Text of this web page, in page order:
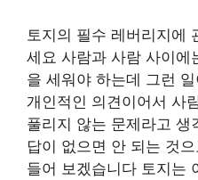
토지의 필수 레버리지에
세요 사람과 사람 사이에
을 세워야 하는데 그런
개인적인 의견이어서 사
풀리지 않는 문제라고 생
답이 없으면 안 되는 것
들어 보겠습니다 토지는